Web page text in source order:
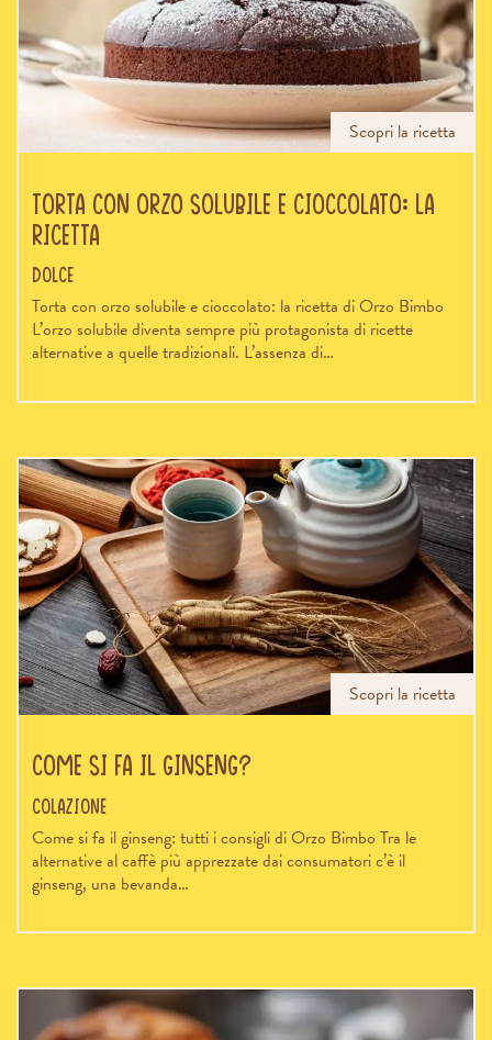
Scopri la ricetta
Torta con orzo solubile e cioccolato: la
ricetta
Dolce
Torta con orzo solubile e cioccolato: la ricetta di Orzo Bimbo
L’orzo solubile diventa sempre più protagonista di ricette
alternative a quelle tradizionali. L’assenza di…
Scopri la ricetta
Come si fa il ginseng?
Colazione
Come si fa il ginseng: tutti i consigli di Orzo Bimbo Tra le
alternative al caffè più apprezzate dai consumatori c’è il
ginseng, una bevanda…